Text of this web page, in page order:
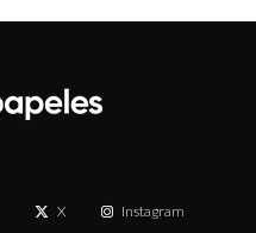
X Instagram